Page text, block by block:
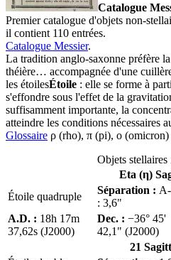
Catalogue
Premier catalogue d'objets non-
il contient 110 entrées.
Catalogue Messier.
La tradition anglo-saxonne préfère
théière… accompagnée d'une
les étoilesÉtoile : elle se forme à
s'effondre sous l'effet de la
suffisamment importante, la
atteindre les conditions nécessaires
Glossaire ρ (rho), π (pi), ο (omicron)
Objets stellaires
Eta (η)
Étoile quadruple
Séparation :
: 3,6"
A.D. : 18h 17m
37,62s (J2000)
Dec. : −36° 45'
42,1" (J2000)
21